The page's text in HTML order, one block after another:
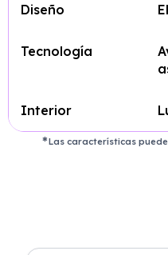
Diseño
Tecnología
Interior
Las características